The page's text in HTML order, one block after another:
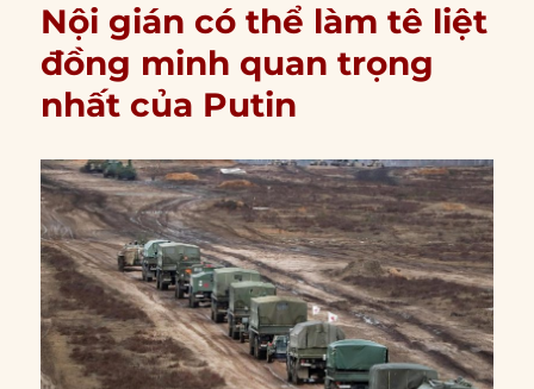
Nội gián có thể làm tê liệt
đồng minh quan trọng
nhất của Putin